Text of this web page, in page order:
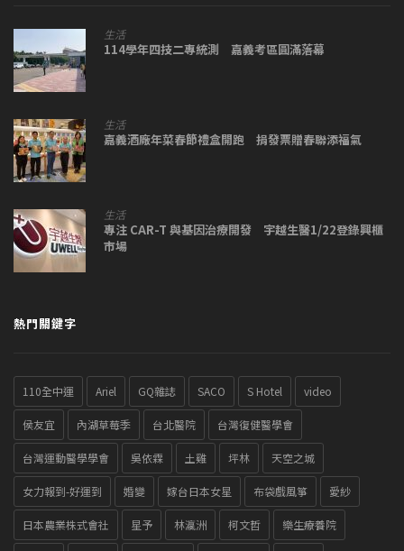
生活
114學年四技二專統測 嘉義考區圓滿落幕
生活
嘉義酒廠年菜春節禮盒開跑 捐發票贈春聯添福氣
生活
專注 CAR-T 與基因治療開發 宇越生醫1/22登錄興櫃
市場
熱門關鍵字
110全中運 Ariel GQ雜誌 SACO S Hotel video
侯友宜 內湖草莓季 台北醫院 台灣復健醫學會
台灣運動醫學學會 吳依霖 土雞 坪林 天空之城
女力報到-好運到 婚變 嫁台日本女星 布袋戲風箏 愛紗
日本農業株式會社 星予 林瀛洲 柯文哲 樂生療養院